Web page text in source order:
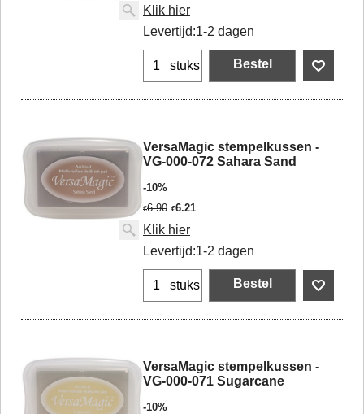
Klik hier
Levertijd:1-2 dagen
stuks Bestel
VersaMagic stempelkussen -
VG-000-072 Sahara Sand
-10%
€6.90 €6.21
Klik hier
Levertijd:1-2 dagen
stuks Bestel
VersaMagic stempelkussen -
VG-000-071 Sugarcane
-10%